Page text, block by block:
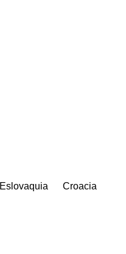
Eslovaquia
Croacia